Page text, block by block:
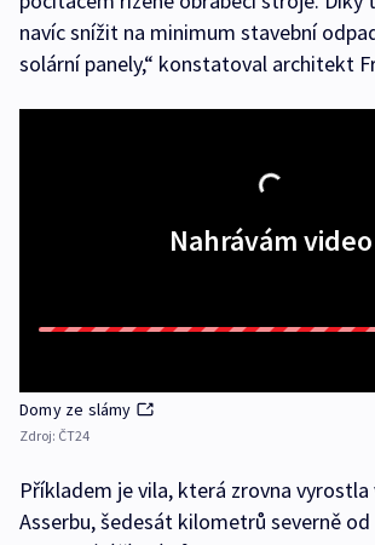
navíc snížit na minimum stavební
solární panely,“ konstatoval architekt
Nahrávám video
Domy ze slámy
Zdroj: ČT24
Příkladem je vila, která zrovna vyrostla
Asserbu, šedesát kilometrů severně od